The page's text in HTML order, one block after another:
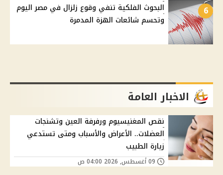
6
البحوث الفلكية تنفي وقوع زلزال في مصر اليوم
وتحسم شائعات الهزة المدمرة
الاخبار العامة
نقص المغنيسيوم ورفرفة العين وتشنجات
العضلات.. الأعراض والأسباب ومتى تستدعي
زيارة الطبيب